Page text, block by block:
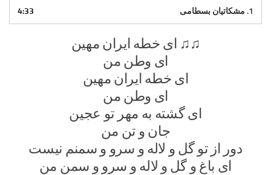
1. مشکاتیان بسطامی 4:33
♫♫ ای خطه ایران مهین
ای وطن من
ای خطه ایران مهین
ای وطن من
ای گشته به مهر تو عجین
جان و تن من
دور از تو گل و لاله و سرو و سمنم نیست
ای باغ و گل و لاله و سرو و سمن من